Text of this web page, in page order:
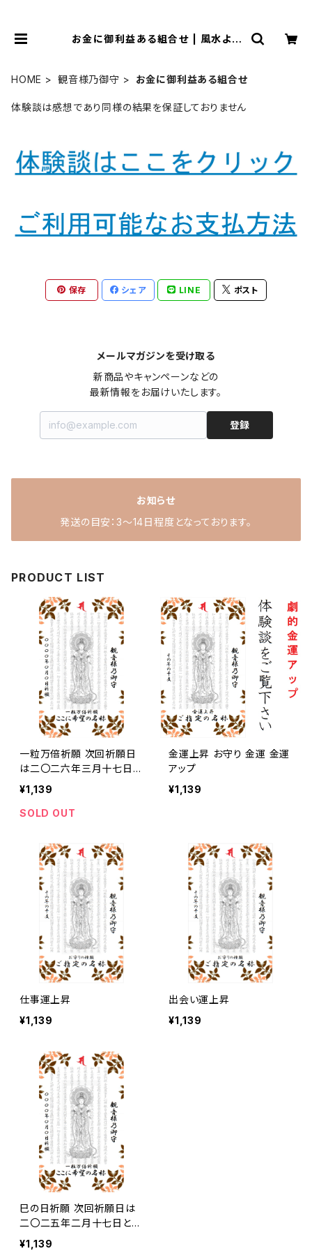
お金に御利益ある組合せ | 風水より
HOME
観音様乃御守 お金に御利益ある組合せ
体験談は感想であり同様の結果を保証しておりません
保存 シェア LINE ポスト
メールマガジンを受け取る
新商品やキャンペーンなどの
最新情報をお届けいたします。
登録
お知らせ
発送の目安：3～14日程度となっております。
PRODUCT LIST
一粒万倍祈願 次回祈願日
は二〇二六年三月十七日と
なり、発送は祈願日当日以
降で購入順となりますので
ご留意ください。
¥1,139
SOLD OUT
金運上昇 お守り 金運 金運
アップ
¥1,139
仕事運上昇
¥1,139
出会い運上昇
¥1,139
巳の日祈願 次回祈願日は
二〇二五年二月十七日とな
り、発送は祈願日当日以降
¥1,139